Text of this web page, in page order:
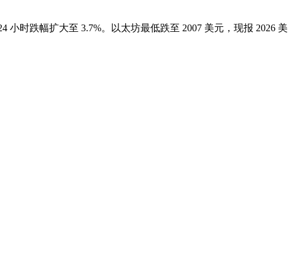
小时跌幅扩大至 3.7%。以太坊最低跌至 2007 美元，现报 2026 美